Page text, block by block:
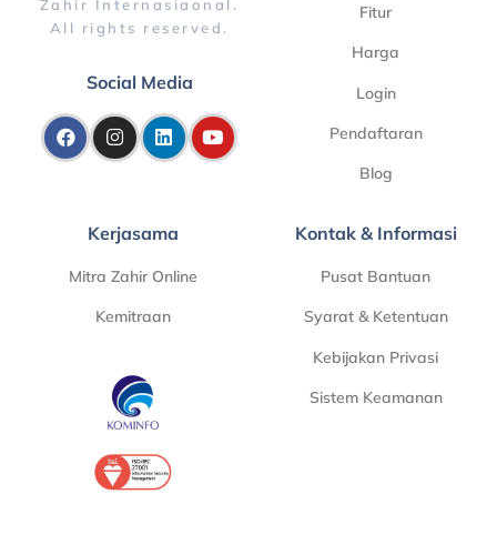
Zahir Internasiaonal.
All rights reserved.
Social Media
Fitur
Harga
Login
Pendaftaran
Blog
Kerjasama
Mitra Zahir Online
Kemitraan
Kontak & Informasi
Pusat Bantuan
Syarat & Ketentuan
Kebijakan Privasi
Sistem Keamanan